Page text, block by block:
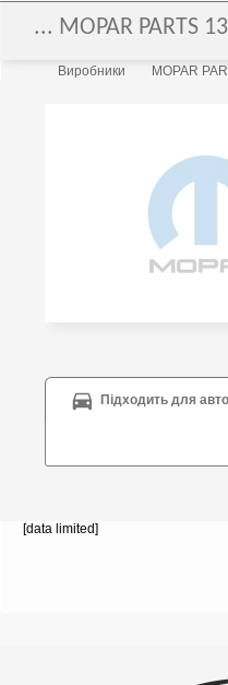
... MOPAR PARTS
Виробники MOPAR
Підходить для
[data limited]